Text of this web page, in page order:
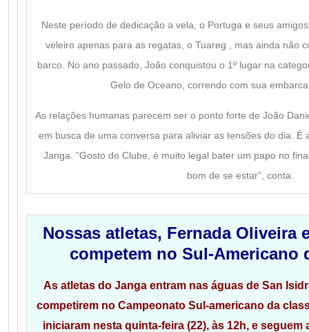
Neste período de dedicação a vela, o Portuga e seus
veleiro apenas para as regatas, o Tuareg , mas ainda não
barco. No ano passado, João conquistou o 1º lugar na
Gelo de Oceano, correndo com sua
As relações humanas parecem ser o ponto forte de João
em busca de uma conversa para aliviar as tensões do dia. É
Janga. “Gosto do Clube, é muito legal bater um papo no
bom de se estar”, conta.
Nossas atletas, Fernada Oliveira
competem no Sul-Americano
As atletas do Janga entram nas águas de San
competirem no Campeonato Sul-americano da
iniciaram nesta quinta-feira (22), às 12h, e seguem